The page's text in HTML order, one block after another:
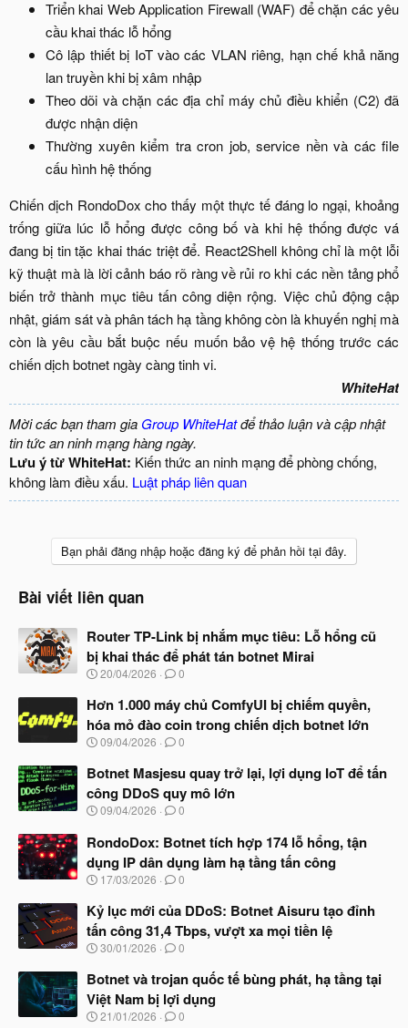
Triển khai Web Application Firewall (WAF) để chặn các yêu
cầu khai thác lỗ hổng​
Cô lập thiết bị IoT vào các VLAN riêng, hạn chế khả năng
lan truyền khi bị xâm nhập​
Theo dõi và chặn các địa chỉ máy chủ điều khiển (C2) đã
được nhận diện​
Thường xuyên kiểm tra cron job, service nền và các file
cấu hình hệ thống​
Chiến dịch RondoDox cho thấy một thực tế đáng lo ngại, khoảng
trống giữa lúc lỗ hổng được công bố và khi hệ thống được vá
đang bị tin tặc khai thác triệt để. React2Shell không chỉ là một lỗi
kỹ thuật mà là lời cảnh báo rõ ràng về rủi ro khi các nền tảng phổ
biến trở thành mục tiêu tấn công diện rộng. Việc chủ động cập
nhật, giám sát và phân tách hạ tầng không còn là khuyến nghị mà
còn là yêu cầu bắt buộc nếu muốn bảo vệ hệ thống trước các
chiến dịch botnet ngày càng tinh vi.​
WhiteHat
Mời các bạn tham gia Group WhiteHatđể thảo luận và cập nhật
tin tức an ninh mạng hàng ngày.
Lưu ý từ WhiteHat: Kiến thức an ninh mạng để phòng chống,
không làm điều xấu. Luật pháp liên quan
Bạn phải đăng nhập hoặc đăng ký để phản hồi tại đây.
Bài viết liên quan
Router TP-Link bị nhắm mục tiêu: Lỗ hổng cũ
bị khai thác để phát tán botnet Mirai
N
à
b
ắ
đ
ầ
u
20/04/2026 0
Hơn 1.000 máy chủ ComfyUI bị chiếm quyền,
hóa mỏ đào coin trong chiến dịch botnet lớn
N
à
b
ắ
đ
ầ
u
09/04/2026 0
Botnet Masjesu quay trở lại, lợi dụng IoT để tấn
công DDoS quy mô lớn
N
à
y
b
ắ
đ
ầ
u
09/04/2026 0
RondoDox: Botnet tích hợp 174 lỗ hổng, tận
dụng IP dân dụng làm hạ tầng tấn công
N
à
y
b
ắ
đ
ầ
u
17/03/2026 0
Kỷ lục mới của DDoS: Botnet Aisuru tạo đỉnh
tấn công 31,4 Tbps, vượt xa mọi tiền lệ
N
à
b
ắ
30/01/2026 0
Botnet và trojan quốc tế bùng phát, hạ tầng tại
Việt Nam bị lợi dụng
N
21/01/2026 0